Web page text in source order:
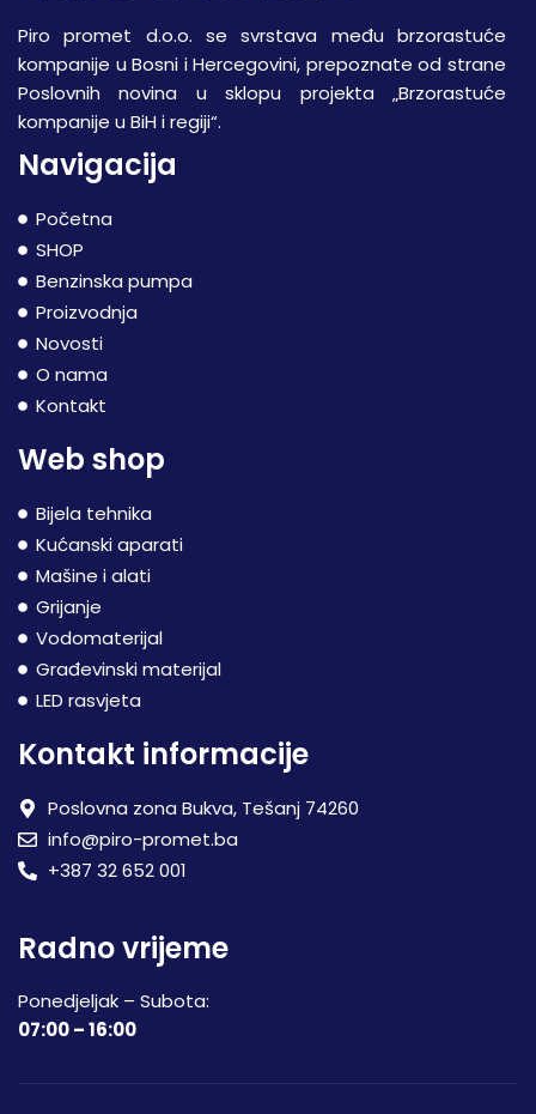
Piro promet d.o.o. se svrstava među brzorastuće
kompanije u Bosni i Hercegovini, prepoznate od strane
Poslovnih novina u sklopu projekta „Brzorastuće
kompanije u BiH i regiji“.
Navigacija
Početna
SHOP
Benzinska pumpa
Proizvodnja
Novosti
O nama
Kontakt
Web shop
Bijela tehnika
Kućanski aparati
Mašine i alati
Grijanje
Vodomaterijal
Građevinski materijal
LED rasvjeta
Kontakt informacije
Poslovna zona Bukva, Tešanj 74260
info@piro-promet.ba
+387 32 652 001
Radno vrijeme
Ponedjeljak – Subota:
07:00 – 16:00